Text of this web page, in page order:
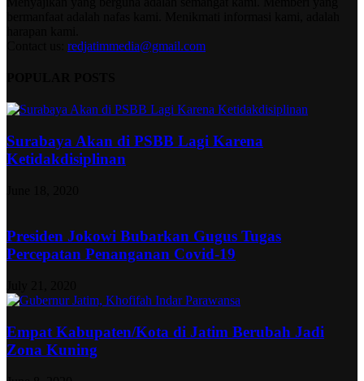
redjatimmedia@gmail.com
Surabaya Akan di PSBB Lagi Karena
Ketidakdisiplinan
Presiden Jokowi Bubarkan Gugus Tugas
Percepatan Penanganan Covid-19
Empat Kabupaten/Kota di Jatim Berubah Jadi
Zona Kuning